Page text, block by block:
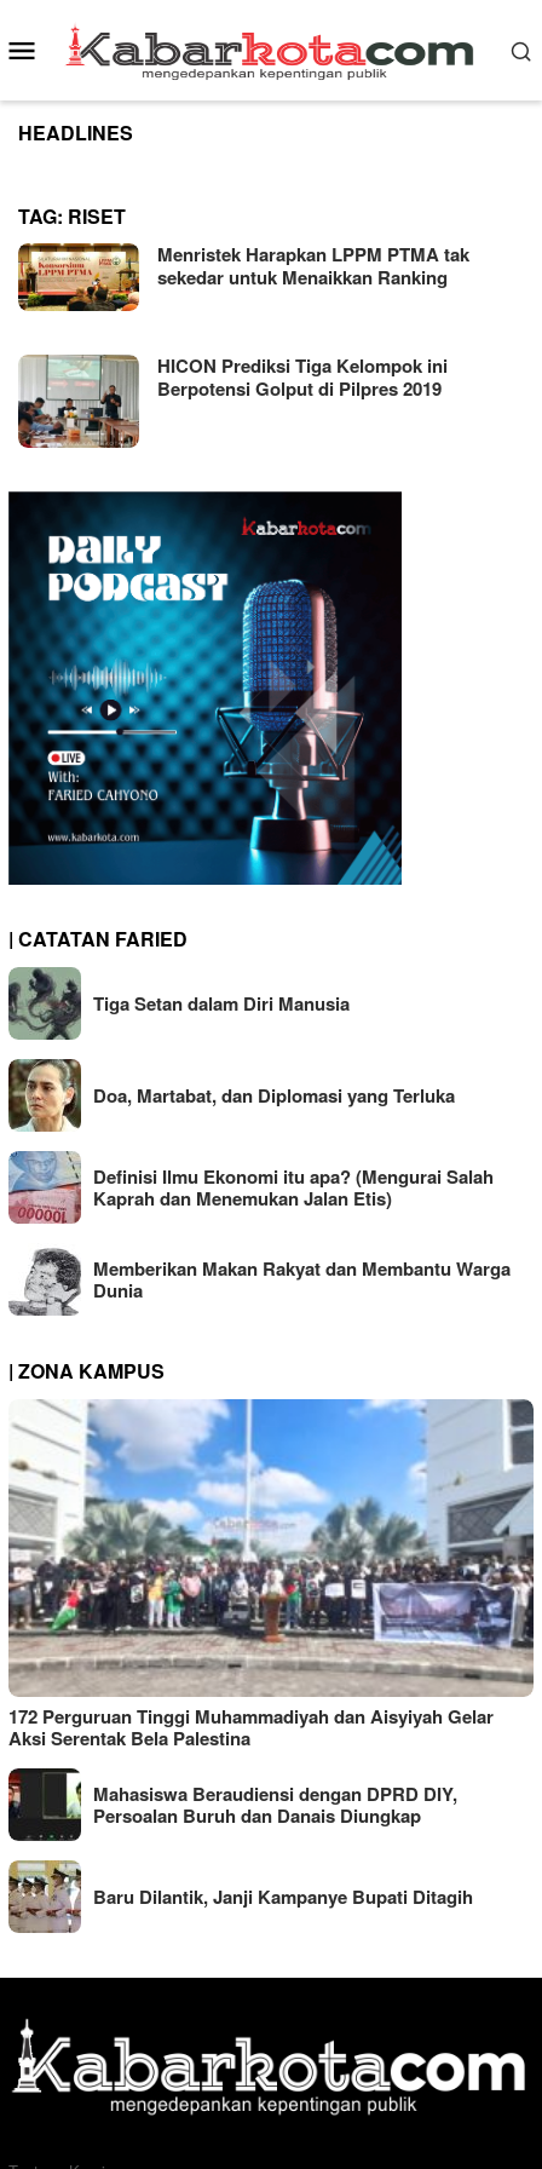
to
content
Mobile
Menu
HEADLINES
TAG: RISET
Menristek Harapkan LPPM PTMA tak
sekedar untuk Menaikkan Ranking
HICON Prediksi Tiga Kelompok ini
Berpotensi Golput di Pilpres 2019
| CATATAN FARIED
Tiga Setan dalam Diri Manusia
Doa, Martabat, dan Diplomasi yang Terluka
Definisi Ilmu Ekonomi itu apa? (Mengurai Salah
Kaprah dan Menemukan Jalan Etis)
Memberikan Makan Rakyat dan Membantu Warga
Dunia
| ZONA KAMPUS
172 Perguruan Tinggi Muhammadiyah dan Aisyiyah Gelar
Aksi Serentak Bela Palestina
Mahasiswa Beraudiensi dengan DPRD DIY,
Persoalan Buruh dan Danais Diungkap
Baru Dilantik, Janji Kampanye Bupati Ditagih